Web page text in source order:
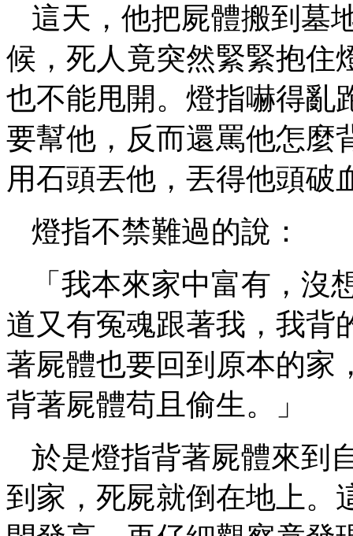
這天，他把屍體搬到墓
候，死人竟突然緊緊抱住
也不能甩開。燈指嚇得亂
要幫他，反而還罵他怎麼
用石頭丟他，丟得他頭破
燈指不禁難過的說：
「我本來家中富有，
道又有冤魂跟著我，我背
著屍體也要回到原本的家
背著屍體苟且偷生。」
於是燈指背著屍體來到
到家，死屍就倒在地上。